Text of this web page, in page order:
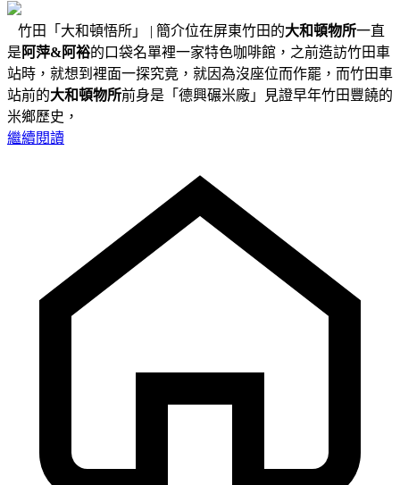
竹田「大和頓悟所」 | 簡介位在屏東竹田的大和頓物所一直
是 阿萍&阿裕的口袋名單裡一家特色咖啡館，之前造訪竹田車
站時，就想到裡面一探究竟，就因為沒座位而作罷，而竹田車
站前的大和頓物所前身是「德興碾米廠」見證早年竹田豐饒的
米鄉歷史，
繼續閱讀